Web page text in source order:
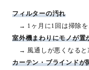
フィルターの汚れ
→ 1ヶ月に1回は掃除を
室外機まわりにモノが置
→ 風通しが悪くなると
カーテン・ブラインドが